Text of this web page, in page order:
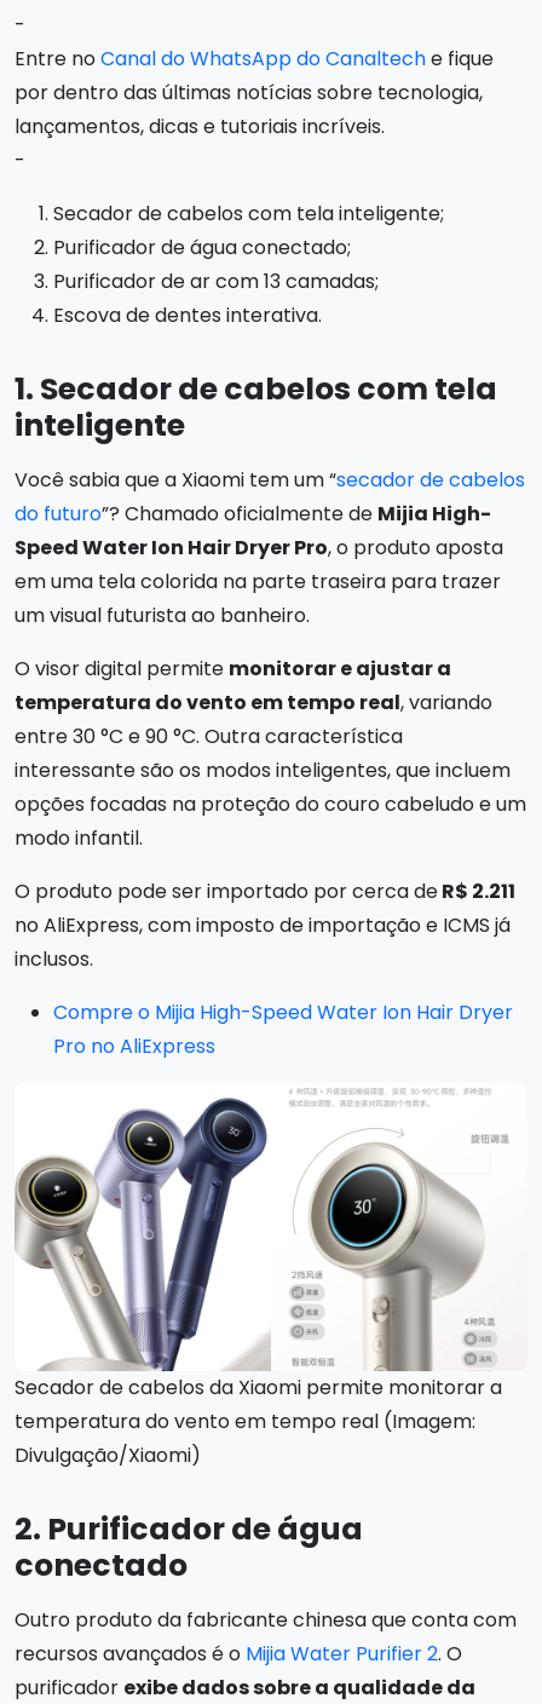
-
Entre noCanal do WhatsApp do Canalteche fique
por dentro das últimas notícias sobre tecnologia,
lançamentos, dicas e tutoriais incríveis.
-
Secador de cabelos com tela inteligente;
Purificador de água conectado;
Purificador de ar com 13 camadas;
Escova de dentes interativa.
1. Secador de cabelos com tela
inteligente
Você sabia que a Xiaomi tem um “secador de cabelos
do futuro”? Chamado oficialmente de Mijia High-
Speed Water Ion Hair Dryer Pro, o produto aposta
em uma tela colorida na parte traseira para trazer
um visual futurista ao banheiro.
O visor digital permite monitorar e ajustar a
temperatura do vento em tempo real, variando
entre 30 °C e 90 °C. Outra característica
interessante são os modos inteligentes, que incluem
opções focadas na proteção do couro cabeludo e um
modo infantil.
O produto pode ser importado por cerca deR$ 2.211
no AliExpress, com imposto de importação e ICMS já
inclusos.
Compre o Mijia High-Speed Water Ion Hair Dryer
Pro no AliExpress
Secador de cabelos da Xiaomi permite monitorar a
temperatura do vento em tempo real (Imagem:
Divulgação/Xiaomi)
2. Purificador de água
conectado
Outro produto da fabricante chinesa que conta com
recursos avançados é o Mijia Water Purifier 2. O
purificador exibe dados sobre a qualidade da